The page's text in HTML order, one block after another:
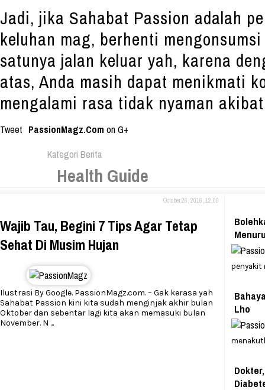
Jadi, jika Sahabat Passion adalah
keluhan mag, berhenti
satunya jalan keluar yah, karena
atas, Anda masih dapat menikmati
mengalami rasa tidak nyaman
Tweet PassionMagz.Com on G+
Kategori Berita
Health Guide
October 26, 2016, 12:00
Wajib Tau, Begini 7 Tips Agar Tetap
Sehat Di Musim Hujan
Ilustrasi By Google. PassionMagz.com. – Gak kerasa yah
Sahabat Passion kini kita sudah menginjak akhir bulan
Oktober dan sebentar lagi kita akan memasuki bulan
November. N ...
penyakit
Lho